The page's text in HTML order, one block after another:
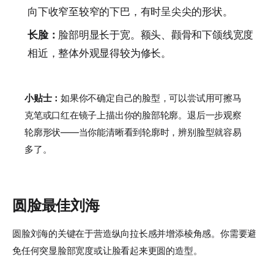
向下收窄至较窄的下巴，有时呈尖尖的形状。
长脸： 脸部明显长于宽。额头、颧骨和下颌线宽度
相近，整体外观显得较为修长。
小贴士：如果你不确定自己的脸型，可以尝试用可擦马
克笔或口红在镜子上描出你的脸部轮廓。退后一步观察
轮廓形状——当你能清晰看到轮廓时，辨别脸型就容易
多了。
圆脸最佳刘海
圆脸刘海的关键在于营造纵向拉长感并增添棱角感。你需要避
免任何突显脸部宽度或让脸看起来更圆的造型。